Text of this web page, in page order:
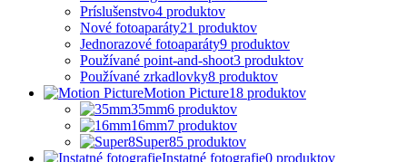
Príslušenstvo4 produktov
Nové fotoaparáty21 produktov
Jednorazové fotoaparáty9 produktov
Používané point-and-shoot3 produktov
Používané zrkadlovky8 produktov
Motion Picture18 produktov
35mm6 produktov
16mm7 produktov
Super85 produktov
Instatné fotografie0 produktov